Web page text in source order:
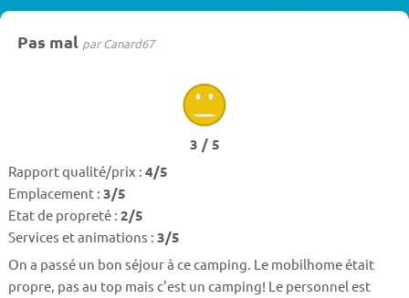
Pas mal par Canard67
3 / 5
Rapport qualité/prix : 4/5
Emplacement : 3/5
Etat de propreté : 2/5
Services et animations : 3/5
On a passé un bon séjour à ce camping. Le mobilhome était
propre, pas au top mais c'est un camping! Le personnel est